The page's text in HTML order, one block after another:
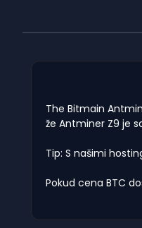
The Bitmain
že Antminer Z9 je
Tip: S našimi
Pokud cena BTC